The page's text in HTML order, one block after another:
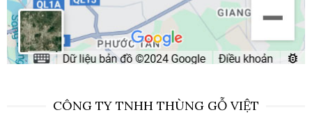
CÔNG TY TNHH THÙNG GỖ VIỆT